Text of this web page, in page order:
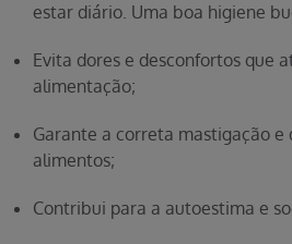
estar diário. Uma boa higiene
Evita dores e desconfortos que
alimentação;
Garante a correta mastigação e
alimentos;
Contribui para a autoestima e